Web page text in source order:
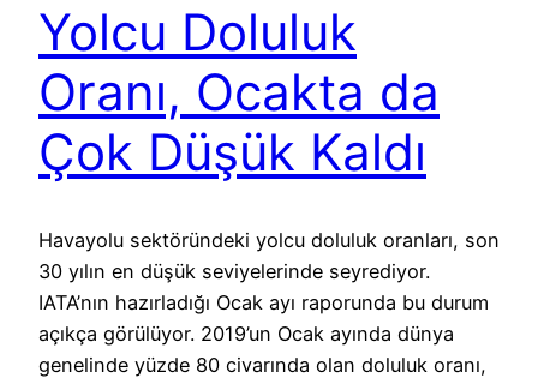
Yolcu Doluluk
Oranı, Ocakta da
Çok Düşük Kaldı
Havayolu sektöründeki yolcu doluluk oranları, son
30 yılın en düşük seviyelerinde seyrediyor.
IATA’nın hazırladığı Ocak ayı raporunda bu durum
açıkça görülüyor. 2019’un Ocak ayında dünya
genelinde yüzde 80 civarında olan doluluk oranı,